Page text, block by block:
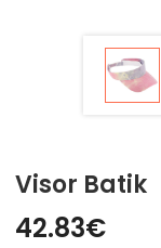
Visor Batik
42.83€